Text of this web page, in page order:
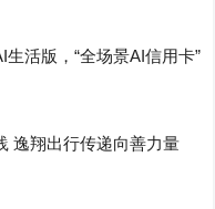
活版，“全场景AI信用卡”
逸翔出行传递向善力量